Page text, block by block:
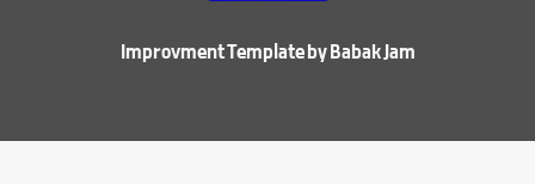
Improvment Template by Babak Jam